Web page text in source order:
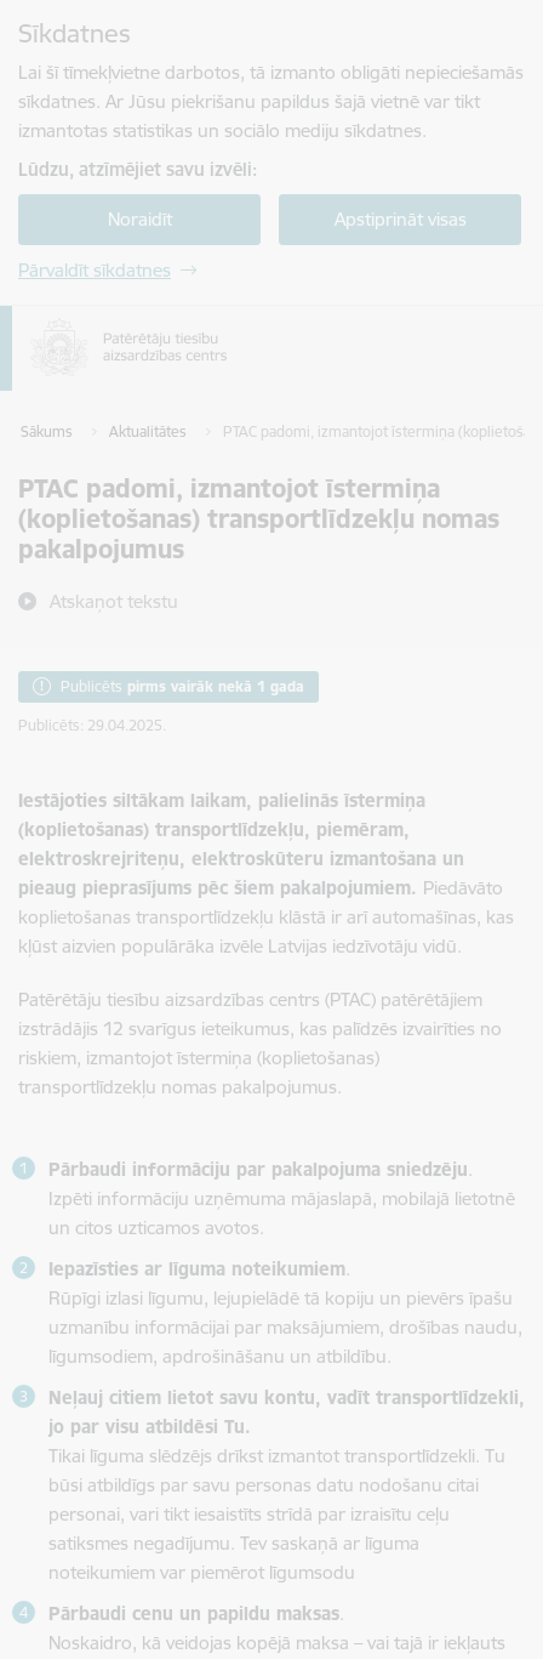
Sīkdatnes
Lai šī tīmekļvietne darbotos, tā izmanto obligāti nepieciešamās
sīkdatnes. Ar Jūsu piekrišanu papildus šajā vietnē var tikt
izmantotas statistikas un sociālo mediju sīkdatnes.
Lūdzu, atzīmējiet savu izvēli:
Noraidīt Apstiprināt visas
Pārvaldīt sīkdatnes
Sākums Aktualitātes PTAC padomi, izmantojot īstermiņa
PTAC padomi, izmantojot īstermiņa
(koplietošanas) transportlīdzekļu nomas
pakalpojumus
Atskaņot tekstu
Publicēts pirms vairāk nekā 1 gada
Publicēts: 29.04.2025.
Iestājoties siltākam laikam, palielinās īstermiņa
(koplietošanas) transportlīdzekļu, piemēram,
elektroskrejriteņu, elektroskūteru izmantošana un
pieaug pieprasījums pēc šiem pakalpojumiem. Piedāvāto
koplietošanas transportlīdzekļu klāstā ir arī automašīnas, kas
kļūst aizvien populārāka izvēle Latvijas iedzīvotāju vidū.
Patērētāju tiesību aizsardzības centrs (PTAC) patērētājiem
izstrādājis 12 svarīgus ieteikumus, kas palīdzēs izvairīties no
riskiem, izmantojot īstermiņa (koplietošanas)
transportlīdzekļu nomas pakalpojumus.
Pārbaudi informāciju par pakalpojuma sniedzēju.
Izpēti informāciju uzņēmuma mājaslapā, mobilajā lietotnē
un citos uzticamos avotos.
Iepazīsties ar līguma noteikumiem.
Rūpīgi izlasi līgumu, lejupielādē tā kopiju un pievērs īpašu
uzmanību informācijai par maksājumiem, drošības naudu,
līgumsodiem, apdrošināšanu un atbildību.
Neļauj citiem lietot savu kontu, vadīt transportlīdzekli,
jo par visu atbildēsi Tu.
Tikai līguma slēdzējs drīkst izmantot transportlīdzekli. Tu
būsi atbildīgs par savu personas datu nodošanu citai
personai, vari tikt iesaistīts strīdā par izraisītu ceļu
satiksmes negadījumu. Tev saskaņā ar līguma
noteikumiem var piemērot līgumsodu
Pārbaudi cenu un papildu maksas.
Noskaidro, kā veidojas kopējā maksa – vai tajā ir iekļauts